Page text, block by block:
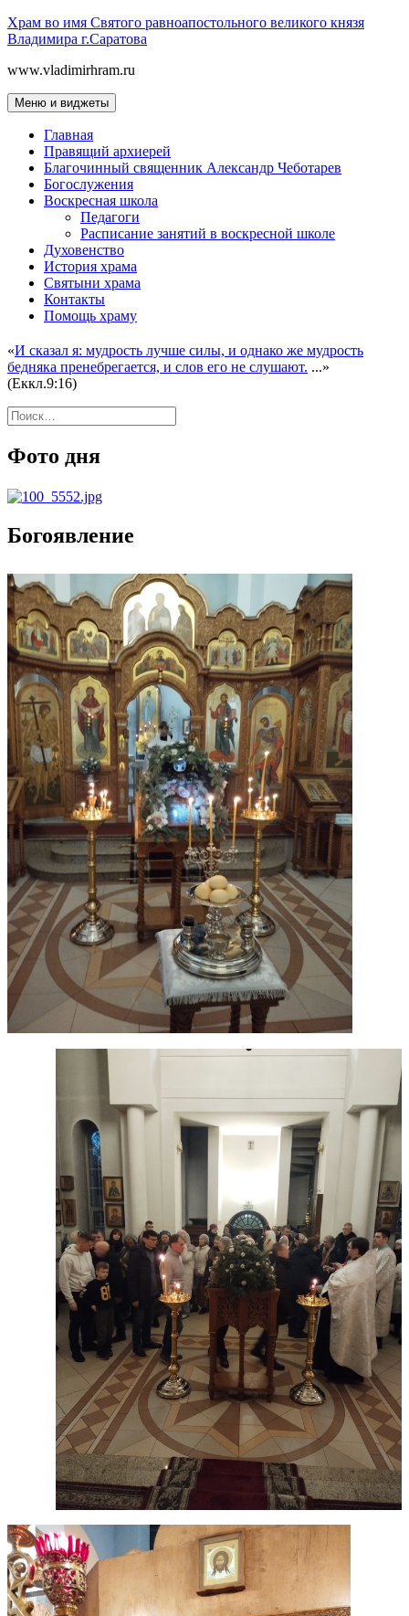
Перейти
к
Храм во имя Святого равноапостольного великого князя
Владимира г.Саратова
www.vladimirhram.ru
Меню и виджеты
Главная
Правящий архиерей
Благочинный священник Александр Чеботарев
Богослужения
Воскресная школа
Педагоги
Расписание занятий в воскресной школе
Духовенство
История храма
Святыни храма
Контакты
Помощь храму
«И сказал я: мудрость лучше силы, и однако же мудрость
бедняка пренебрегается, и слов его не слушают. ...»
(Еккл.9:16)
Найти:
Фото дня
Богоявление